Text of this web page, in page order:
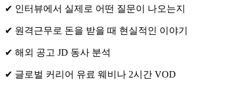
✔ 인터뷰에서 실제로 어떤 질문이 나오는지
✔ 원격근무로 돈을 받을 때 현실적인 이야기
✔ 해외 공고 JD 동사 분석
✔ 글로벌 커리어 유료 웨비나 2시간 VOD